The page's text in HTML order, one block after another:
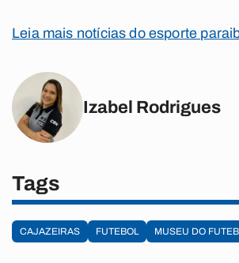
Leia mais notícias do esporte
Izabel Rodrigues
Tags
CAJAZEIRAS FUTEBOL MUSEU DO